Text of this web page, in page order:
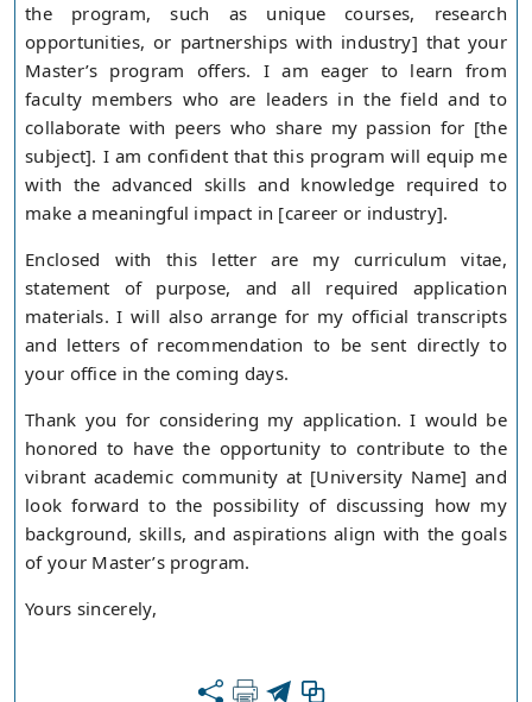
the program, such as unique courses, research
opportunities, or partnerships with industry] that your
Master’s program offers. I am eager to learn from
faculty members who are leaders in the field and to
collaborate with peers who share my passion for [the
subject]. I am confident that this program will equip me
with the advanced skills and knowledge required to
make a meaningful impact in [career or industry].
Enclosed with this letter are my curriculum vitae,
statement of purpose, and all required application
materials. I will also arrange for my official transcripts
and letters of recommendation to be sent directly to
your office in the coming days.
Thank you for considering my application. I would be
honored to have the opportunity to contribute to the
vibrant academic community at [University Name] and
look forward to the possibility of discussing how my
background, skills, and aspirations align with the goals
of your Master’s program.
Yours sincerely,